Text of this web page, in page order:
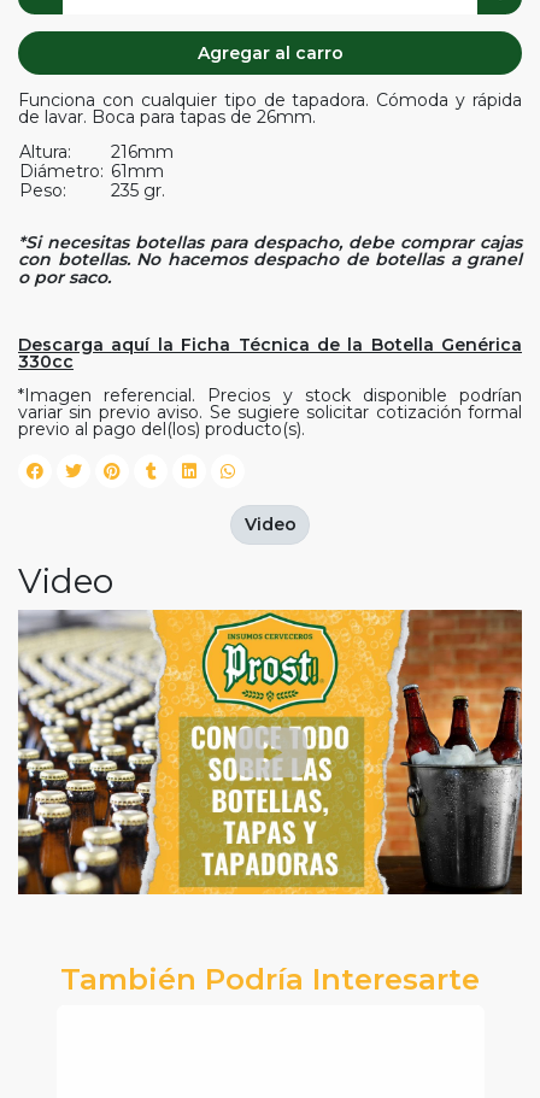
Agregar al carro
Funciona con cualquier tipo de tapadora. Cómoda y rápida
de lavar. Boca para tapas de 26mm.
Altura:
216mm
Diámetro: 61mm
Peso:
235 gr.
*Si necesitas botellas para despacho, debe comprar cajas
con botellas. No hacemos despacho de botellas a granel
o por saco.
Descarga aquí la Ficha Técnica de la Botella Genérica
330cc
*Imagen referencial. Precios y stock disponible podrían
variar sin previo aviso. Se sugiere solicitar cotización formal
previo al pago del(los) producto(s).
Video
Video
También Podría Interesarte